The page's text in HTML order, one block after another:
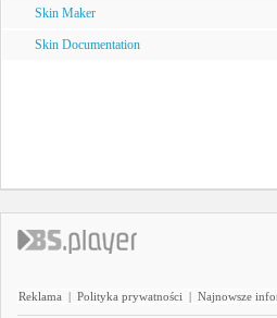
Skin Maker
Skin Documentation
Reklama | Polityka prywatności | Najnowsze